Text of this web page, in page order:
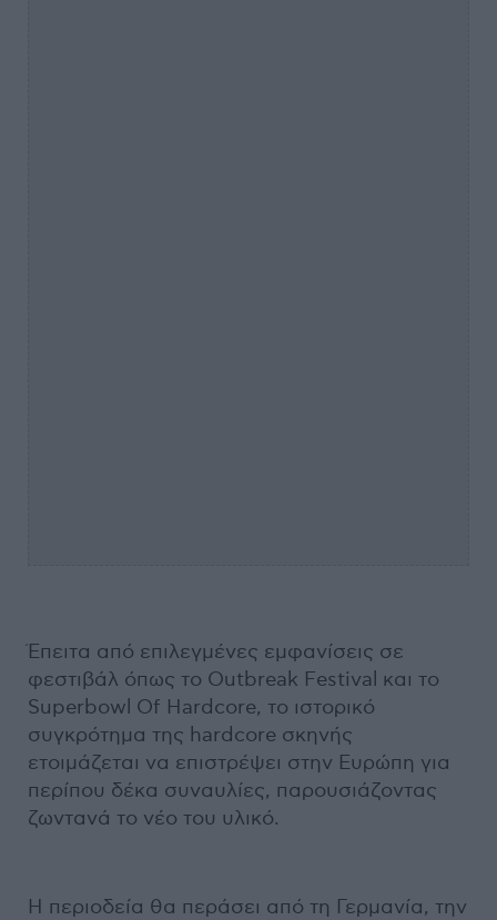
Έπειτα από επιλεγμένες εμφανίσεις σε
φεστιβάλ όπως το Outbreak Festival και το
Superbowl Of Hardcore, το ιστορικό
συγκρότημα της hardcore σκηνής
ετοιμάζεται να επιστρέψει στην Ευρώπη για
περίπου δέκα συναυλίες, παρουσιάζοντας
ζωντανά το νέο του υλικό.
Η περιοδεία θα περάσει από τη Γερμανία, την